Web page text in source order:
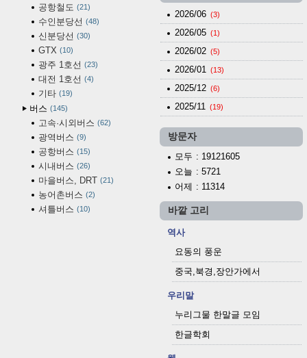
공항철도 21
수인분당선 48
신분당선 30
GTX 10
광주 1호선 23
대전 1호선 4
기타 19
버스 145
고속·시외버스 62
광역버스 9
공항버스 15
시내버스 26
마을버스, DRT 21
농어촌버스 2
셔틀버스 10
2026/06 (3)
2026/05 (1)
2026/02 (5)
2026/01 (13)
2025/12 (6)
2025/11 (19)
방문자
모두 : 19121605
오늘 : 5721
어제 : 11314
바깥 고리
역사
요동의 풍운
중국,북경,장안가에서
우리말
누리그물 한말글 모임
한글학회